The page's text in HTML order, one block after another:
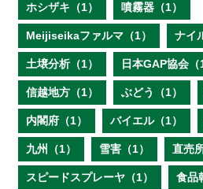
ホシザキ（1） 噴霧器（1）
Meijiseikaファルマ（1） ナイ
土壌分析（1） 日本GAP協会（
信越地方（1） ぶどう（1）
内閣府（1） バイエル（1）
九州（1） 雪害（1） 直売
スピードスプレーヤ（1） 食品